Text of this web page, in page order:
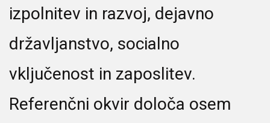
izpolnitev in razvoj, dejavno
državljanstvo, socialno
vključenost in zaposlitev.
Referenčni okvir določa osem